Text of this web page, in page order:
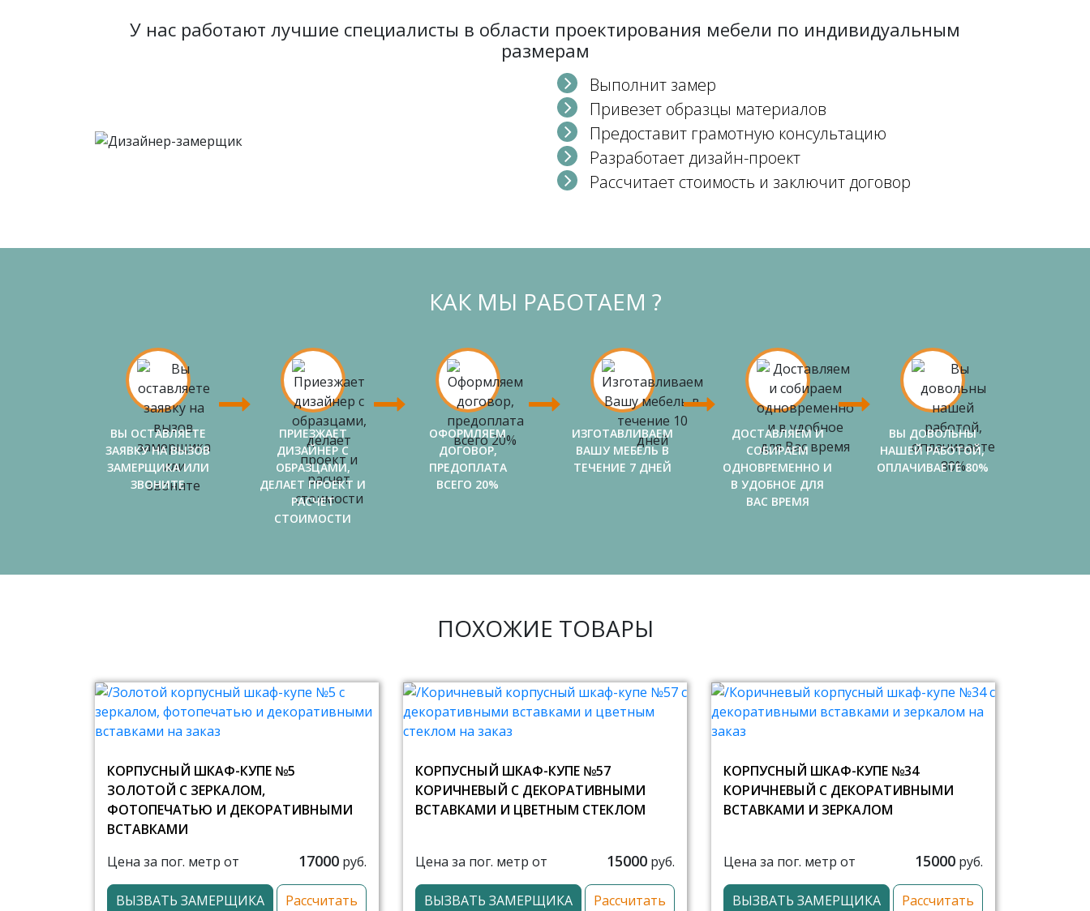
У нас работают лучшие специалисты в области проектирования мебели по индивидуальным
размерам
Выполнит замер
Привезет образцы материалов
Предоставит грамотную консультацию
Разработает дизайн-проект
Рассчитает стоимость и заключит договор
КАК МЫ РАБОТАЕМ ?
ВЫ ОСТАВЛЯЕТЕ
ЗАЯВКУ НА ВЫЗОВ
ЗАМЕРЩИКА ИЛИ
ЗВОНИТЕ
ПРИЕЗЖАЕТ
ДИЗАЙНЕР С
ОБРАЗЦАМИ,
ДЕЛАЕТ ПРОЕКТ И
РАСЧЕТ
СТОИМОСТИ
ОФОРМЛЯЕМ
ДОГОВОР,
ПРЕДОПЛАТА
ВСЕГО 20%
ИЗГОТАВЛИВАЕМ
ВАШУ МЕБЕЛЬ В
ТЕЧЕНИЕ 7 ДНЕЙ
ДОСТАВЛЯЕМ И
СОБИРАЕМ
ОДНОВРЕМЕННО И
В УДОБНОЕ ДЛЯ
ВАС ВРЕМЯ
ВЫ ДОВОЛЬНЫ
НАШЕЙ РАБОТОЙ,
ОПЛАЧИВАЕТЕ 80%
ПОХОЖИЕ ТОВАРЫ
КОРПУСНЫЙ ШКАФ-КУПЕ №5
ЗОЛОТОЙ С ЗЕРКАЛОМ,
ФОТОПЕЧАТЬЮ И ДЕКОРАТИВНЫМИ
ВСТАВКАМИ
Цена за пог. метр от
17000 руб.
ВЫЗВАТЬ ЗАМЕРЩИКА Рассчитать
КОРПУСНЫЙ ШКАФ-КУПЕ №57
КОРИЧНЕВЫЙ С ДЕКОРАТИВНЫМИ
ВСТАВКАМИ И ЦВЕТНЫМ СТЕКЛОМ
Цена за пог. метр от 15000 руб.
ВЫЗВАТЬ ЗАМЕРЩИКА Рассчитать
КОРПУСНЫЙ ШКАФ-КУПЕ №34
КОРИЧНЕВЫЙ С ДЕКОРАТИВНЫМИ
ВСТАВКАМИ И ЗЕРКАЛОМ
Цена за пог. метр от 15000 руб.
ВЫЗВАТЬ ЗАМЕРЩИКА Рассчитать